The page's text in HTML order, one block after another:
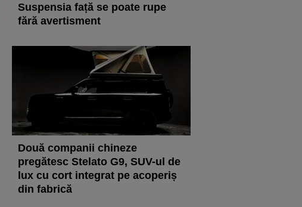
Suspensia față se poate rupe
fără avertisment
Două companii chineze
pregătesc Stelato G9, SUV-ul de
lux cu cort integrat pe acoperiș
din fabrică